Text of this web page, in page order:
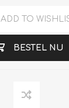
ADD TO
BESTEL NU